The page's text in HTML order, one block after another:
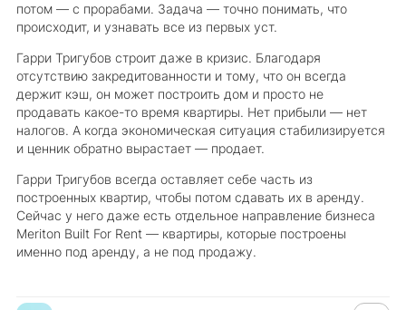
потом — с прорабами. Задача — точно понимать, что
происходит, и узнавать все из первых уст.
Гарри Тригубов строит даже в кризис. Благодаря
отсутствию закредитованности и тому, что он всегда
держит кэш, он может построить дом и просто не
продавать какое-то время квартиры. Нет прибыли — нет
налогов. А когда экономическая ситуация стабилизируется
и ценник обратно вырастает — продает.
Гарри Тригубов всегда оставляет себе часть из
построенных квартир, чтобы потом сдавать их в аренду.
Сейчас у него даже есть отдельное направление бизнеса
Meriton Built For Rent — квартиры, которые построены
именно под аренду, а не под продажу.